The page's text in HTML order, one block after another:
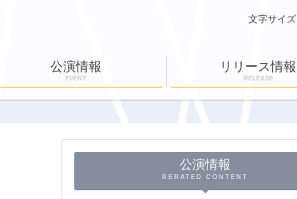
文字サイズ
公演情報
EVENT
リリース情報
RELEASE
公演情報
RERATED CONTENT